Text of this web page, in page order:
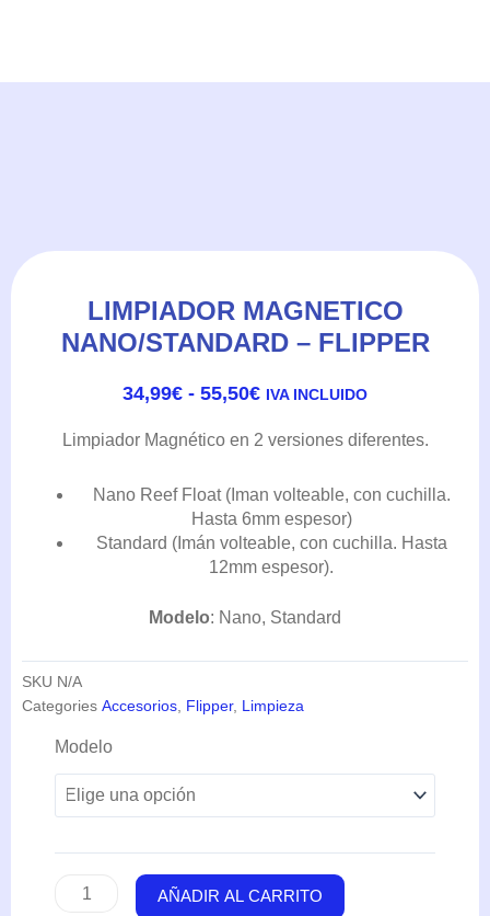
LIMPIADOR MAGNETICO
NANO/STANDARD – FLIPPER
34,99€ - 55,50€DE
DESDE
HASTA
55,50€
IVA INCLUIDO
Limpiador Magnético en 2 versiones diferentes.
Nano Reef Float (Iman volteable, con cuchilla.
Hasta 6mm espesor)
Standard (Imán volteable, con cuchilla. Hasta
12mm espesor).
Modelo: Nano, Standard
SKU N/A
Categories Accesorios Flipper, Limpieza
Modelo
Limpiador
Nano/Standard
-
AÑADIR AL CARRITO